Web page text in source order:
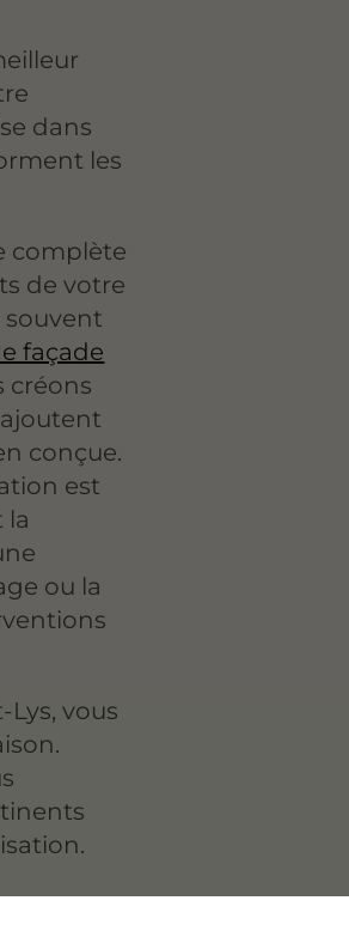
dans
les
complète
de votre
souvent
façade
créons
conçue.
est
la
ou la
vous